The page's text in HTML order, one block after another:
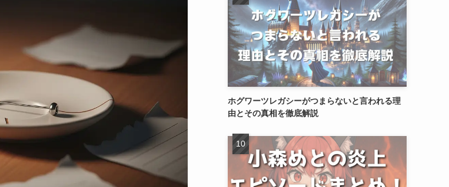
ホグワーツレガシーがつまらないと言われる理
由とその真相を徹底解説